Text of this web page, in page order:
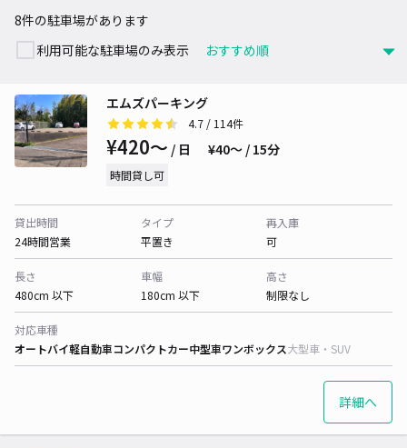
8件の駐車場があります
利用可能な駐車場のみ表示
エムズパーキング
4.7 / 114件
¥420〜 / 日 ¥40〜 / 15分
時間貸し可
貸出時間
24時間営業
タイプ
平置き
再入庫
可
長さ
480cm 以下
車幅
180cm 以下
高さ
制限なし
対応車種
オートバイ軽自動車コンパクトカー中型車ワンボックス大型車・SUV
詳細へ